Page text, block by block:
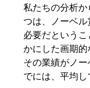
私たちの分析
つは、ノーベ
必要だという
かにした画期的
その業績がノ
でには、平均